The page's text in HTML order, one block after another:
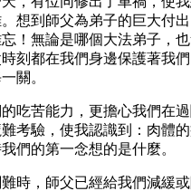
。想到師父為弟子的巨大付
！無論是哪個大法弟子，
刻都在我們身邊保護著我
關。
吃苦能力，更擔心我們在過
考驗，使我認識到：肉體
們的第一念想的是什麼。
時，師父已經給我們減緩